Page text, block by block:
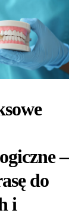
–
do
i